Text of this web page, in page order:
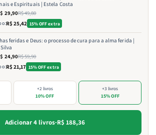
e Espirituais | Estela Costa
29,90R$ 49,80
R$ 25,42 15% OFF extra
feridas e Deus: o processo de cura para a alma ferida |
24,90R$ 59,90
R$ 21,17 15% OFF extra
+2 livros
10% OFF
+3 livros
15% OFF
Adicionar 4 livros·R$ 188,36